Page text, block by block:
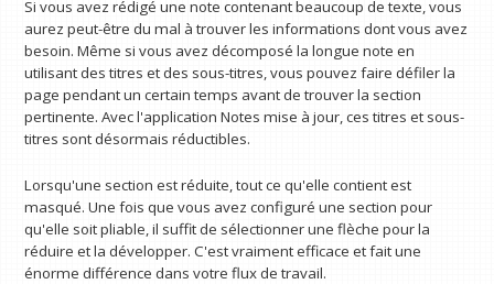
Si vous avez rédigé une note contenant beaucoup de texte, vous
aurez peut-être du mal à trouver les informations dont vous avez
besoin. Même si vous avez décomposé la longue note en
utilisant des titres et des sous-titres, vous pouvez faire défiler la
page pendant un certain temps avant de trouver la section
pertinente. Avec l'application Notes mise à jour, ces titres et sous-
titres sont désormais réductibles.
Lorsqu'une section est réduite, tout ce qu'elle contient est
masqué. Une fois que vous avez configuré une section pour
qu'elle soit pliable, il suffit de sélectionner une flèche pour la
réduire et la développer. C'est vraiment efficace et fait une
énorme différence dans votre flux de travail.